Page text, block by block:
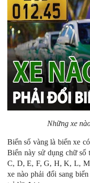
Những xe
Biển số vàng là biển xe
Biển này sử dụng chữ
C, D, E, F, G, H, K, L,
xe nào phải đổi sang